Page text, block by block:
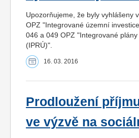
Upozorňujeme, že byly vyhlášeny
OPZ "Integrované územní
046 a 049 OPZ "Integrované
(IPRÚ)".
16. 03. 2016
Prodloužení
ve výzvě na